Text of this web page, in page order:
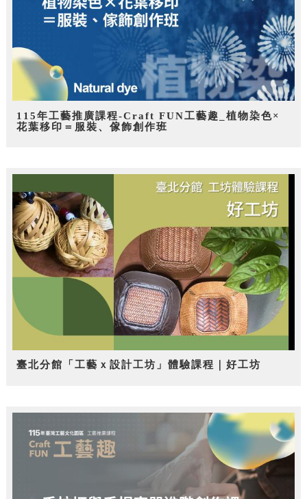
115年工藝推廣課程-Craft FUN工藝趣_植物染色×
花葉移印＝服裝、傢飾創作班
臺北分館「工藝ｘ設計工坊」體驗課程｜好工坊